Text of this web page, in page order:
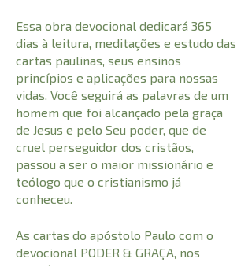
Essa obra devocional dedicará 365
dias à leitura, meditações e estudo das
cartas paulinas, seus ensinos
princípios e aplicações para nossas
vidas. Você seguirá as palavras de um
homem que foi alcançado pela graça
de Jesus e pelo Seu poder, que de
cruel perseguidor dos cristãos,
passou a ser o maior missionário e
teólogo que o cristianismo já
conheceu.
As cartas do apóstolo Paulo com o
devocional PODER & GRAÇA, nos